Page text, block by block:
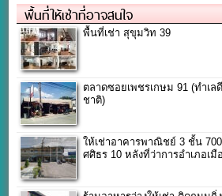
พื้นที่ให้เช่าที่อาจสนใจ
พื้นที่เช่า สุขุมวิท 39
ตลาดซอยเพชรเกษม 91 (ทำเล
ชาติ)
ให้เช่าอาคารพาณิชย์ 3 ชั้น
ศศิธร 10 หลังที่ว่าการอำเภอเมื